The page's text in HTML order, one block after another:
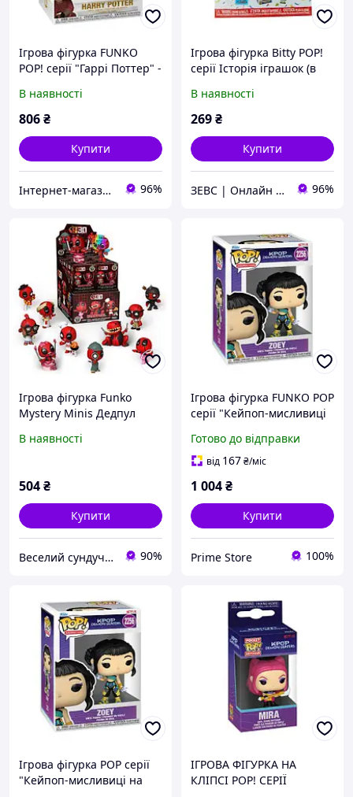
Ігрова фігурка FUNKO
POP! cерії "Гаррі Поттер" -
В наявності
806₴
Купити
Інтернет-магазин "NOWA" - товари для всієї родини! 96%
Ігрова фігурка Bitty POP!
серії Історія іграшок (в
В наявності
269₴
Купити
ЗЕВС | Онлайн Гипермаркет 96%
Ігрова фігурка Funko
Mystery Minis Дедпул
В наявності
504₴
Купити
Веселий сундучок 90%
Ігрова фігурка FUNKO POP
серії "Кейпоп-мисливиці
Готово до відправки
від 167₴/міс
1 004₴
Купити
Prime Store 100%
Ігрова фігурка POP серії
"Кейпоп-мисливиці на
ІГРОВА ФІГУРКА НА
КЛІПСІ POP! СЕРІЇ